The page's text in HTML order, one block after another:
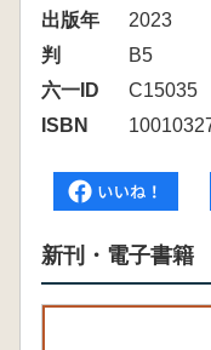
出版年
2023
判
B5
六一ID
C15035
ISBN
新刊・電子書籍